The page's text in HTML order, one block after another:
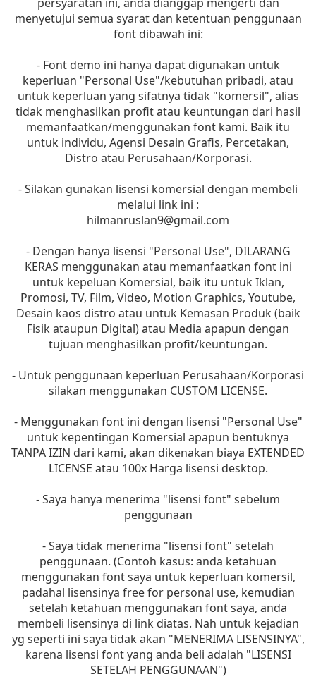
menyetujui semua syarat dan ketentuan penggunaan
font dibawah ini:
- Font demo ini hanya dapat digunakan untuk
keperluan "Personal Use"/kebutuhan pribadi, atau
untuk keperluan yang sifatnya tidak "komersil", alias
tidak menghasilkan profit atau keuntungan dari hasil
memanfaatkan/menggunakan font kami. Baik itu
untuk individu, Agensi Desain Grafis, Percetakan,
Distro atau Perusahaan/Korporasi.
- Silakan gunakan lisensi komersial dengan membeli
melalui link ini :
hilmanruslan9@gmail.com
- Dengan hanya lisensi "Personal Use", DILARANG
KERAS menggunakan atau memanfaatkan font ini
untuk kepeluan Komersial, baik itu untuk Iklan,
Promosi, TV, Film, Video, Motion Graphics, Youtube,
Desain kaos distro atau untuk Kemasan Produk (baik
Fisik ataupun Digital) atau Media apapun dengan
tujuan menghasilkan profit/keuntungan.
- Untuk penggunaan keperluan Perusahaan/Korporasi
silakan menggunakan CUSTOM LICENSE.
- Menggunakan font ini dengan lisensi "Personal Use"
untuk kepentingan Komersial apapun bentuknya
TANPA IZIN dari kami, akan dikenakan biaya EXTENDED
LICENSE atau 100x Harga lisensi desktop.
- Saya hanya menerima "lisensi font" sebelum
penggunaan
- Saya tidak menerima "lisensi font" setelah
penggunaan. (Contoh kasus: anda ketahuan
menggunakan font saya untuk keperluan komersil,
padahal lisensinya free for personal use, kemudian
setelah ketahuan menggunakan font saya, anda
membeli lisensinya di link diatas. Nah untuk kejadian
yg seperti ini saya tidak akan "MENERIMA LISENSINYA",
karena lisensi font yang anda beli adalah "LISENSI
SETELAH PENGGUNAAN")